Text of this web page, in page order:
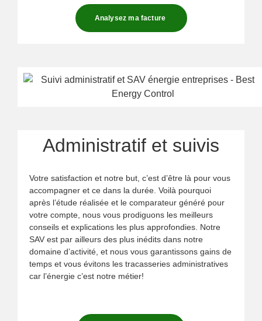
Analysez ma facture
Administratif et suivis
Votre satisfaction et notre but, c’est d’être là pour vous
accompagner et ce dans la durée. Voilà pourquoi
après l’étude réalisée et le comparateur généré pour
votre compte, nous vous prodiguons les meilleurs
conseils et explications les plus approfondies. Notre
SAV est par ailleurs des plus inédits dans notre
domaine d’activité, et nous vous garantissons gains de
temps et vous évitons les tracasseries administratives
car l’énergie c’est notre métier!